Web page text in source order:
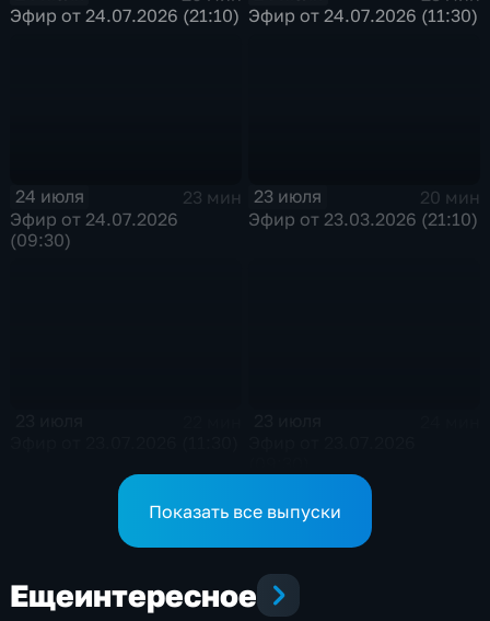
Эфир от 24.07.2026 (21:10) Эфир от 24.07.2026 (11:30)
24 июля
23 мин
Эфир от 24.07.2026
(09:30)
23 июля
20 мин
Эфир от 23.03.2026 (21:10)
Показать все выпуски
Ещеинтересное